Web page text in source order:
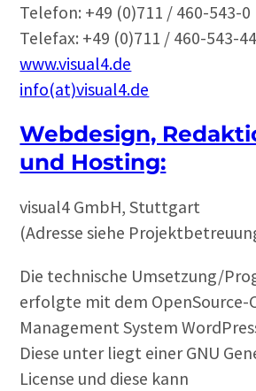
Telefon: +49 (0)711 / 460-543-0
Telefax: +49 (0)711 / 460-543-44
www.visual4.de
info(at)visual4.de
Webdesign,
und Hosting:
visual4 GmbH, Stuttgart
(Adresse siehe
Die technische Umsetzung/
erfolgte mit dem OpenSource-
Management System
Diese unter liegt einer GNU
License und diese kann